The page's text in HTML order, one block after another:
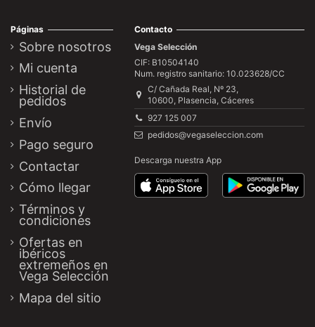
Páginas
Sobre nosotros
Mi cuenta
Historial de
pedidos
Envío
Pago seguro
Contactar
Cómo llegar
Términos y
condiciones
Ofertas en
ibéricos
extremeños en
Vega Selección
Mapa del sitio
Contacto
Vega Selección
CIF: B10504140
Num. registro sanitario: 10.023628/CC
C/ Cañada Real, Nº 23,
10600, Plasencia, Cáceres
927 125 007
pedidos@vegaseleccion.com
Descarga nuestra App